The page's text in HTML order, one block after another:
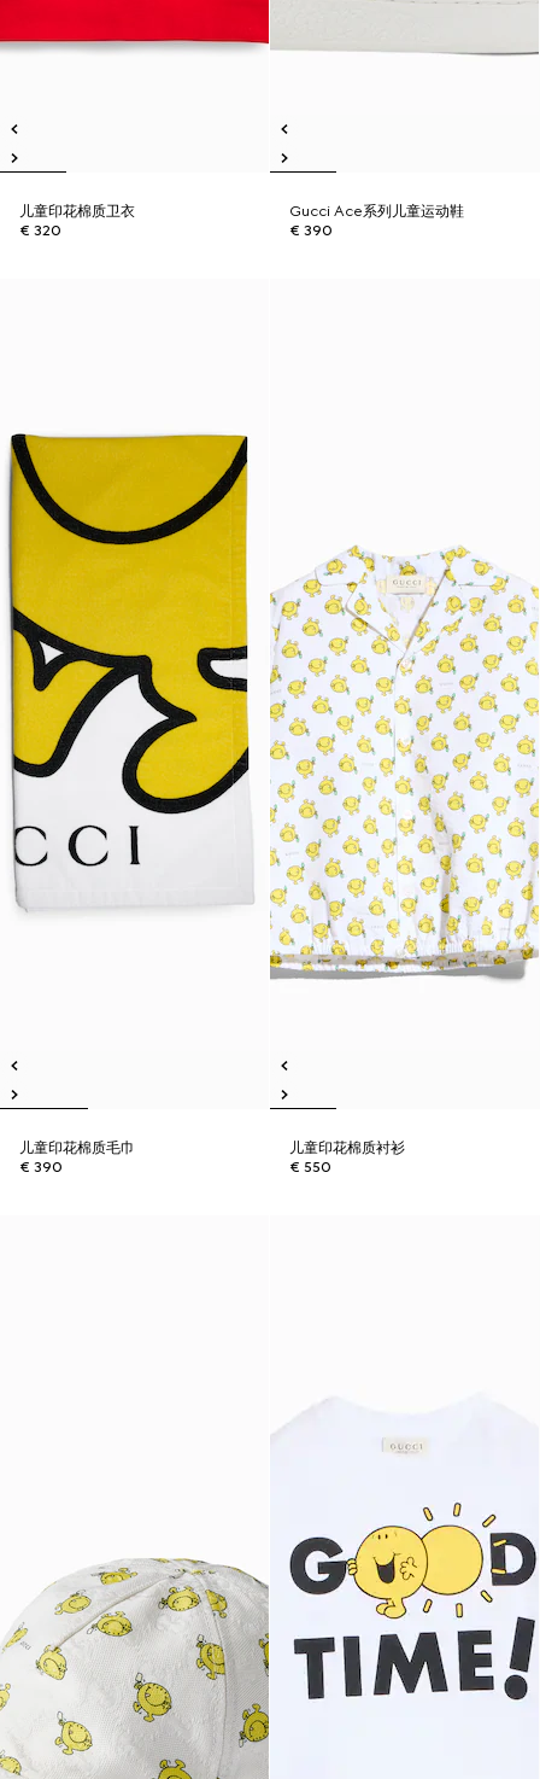
儿童印花棉质卫衣
€ 320
Gucci Ace系列儿童运动鞋
€ 390
儿童印花棉质毛巾
€ 390
儿童印花棉质衬衫
€ 550